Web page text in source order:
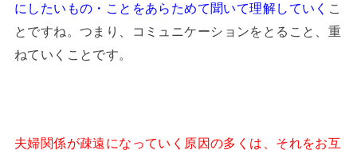
にしたいもの・ことをあらためて聞いて理解していく こ
とですね。つまり、
コミュニケーションをとること、重
ねていくことです。
夫婦関係が疎遠になっていく原因の多くは、それをお互